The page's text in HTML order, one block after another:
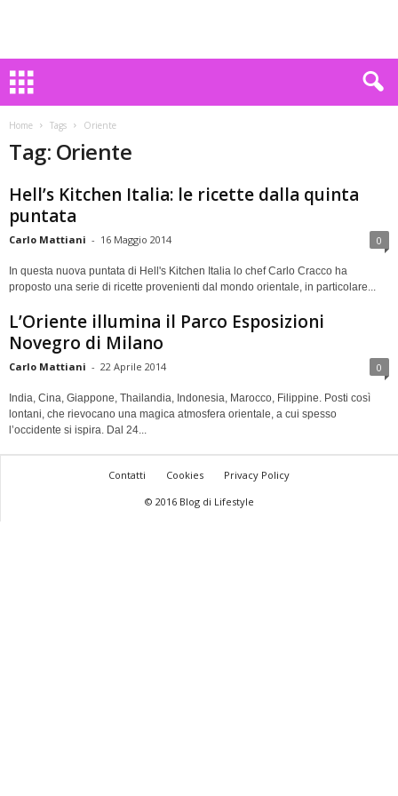
Home Tags Oriente
Tag: Oriente
Hell’s Kitchen Italia: le ricette dalla quinta
puntata
Carlo Mattiani - 16 Maggio 2014 0
In questa nuova puntata di Hell's Kitchen Italia lo chef Carlo Cracco ha
proposto una serie di ricette provenienti dal mondo orientale, in particolare...
L’Oriente illumina il Parco Esposizioni
Novegro di Milano
Carlo Mattiani - 22 Aprile 2014 0
India, Cina, Giappone, Thailandia, Indonesia, Marocco, Filippine. Posti così
lontani, che rievocano una magica atmosfera orientale, a cui spesso
l’occidente si ispira. Dal 24...
Contatti Cookies
Privacy Policy
© 2016 Blog di Lifestyle